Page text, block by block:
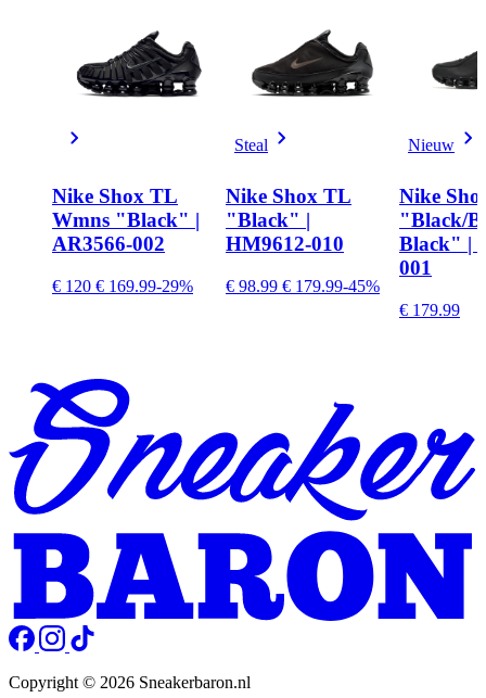
Nike Shox TL
Wmns "Black" |
AR3566-002
€ 120 € 169.99-29%
Steal
Nike Shox TL
"Black" |
HM9612-010
€ 98.99 € 179.99-45%
Nieuw
Nike
"Black/
Black" |
001
€ 179.99
Copyright © 2026 Sneakerbaron.nl